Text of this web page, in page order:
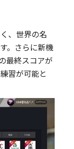
、世界の名
。さらに新機
最終スコアが
習が可能と